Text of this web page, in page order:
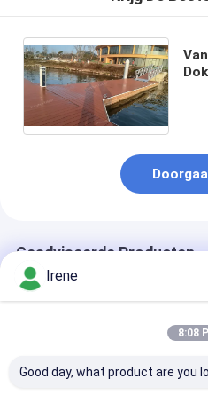
Geadviseerde Producten
Irene
8:08
Good day, what product are you